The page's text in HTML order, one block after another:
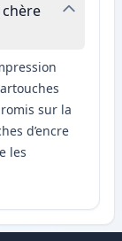
sur la
d’encre
les